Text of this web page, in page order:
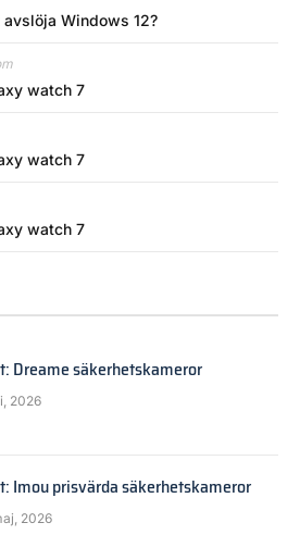
Windows 12?
watch 7
watch 7
watch 7
Dreame säkerhetskameror
2026
Imou prisvärda säkerhetskameror
2026